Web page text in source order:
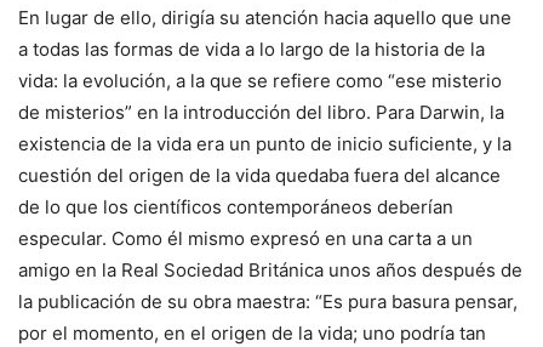
En lugar de ello, dirigía su atención hacia aquello que une
a todas las formas de vida a lo largo de la historia de la
vida: la evolución, a la que se refiere como “ese misterio
de misterios” en la introducción del libro. Para Darwin, la
existencia de la vida era un punto de inicio suficiente, y la
cuestión del origen de la vida quedaba fuera del alcance
de lo que los científicos contemporáneos deberían
especular. Como él mismo expresó en una carta a un
amigo en la Real Sociedad Británica unos años después de
la publicación de su obra maestra: “Es pura basura pensar,
por el momento, en el origen de la vida; uno podría tan